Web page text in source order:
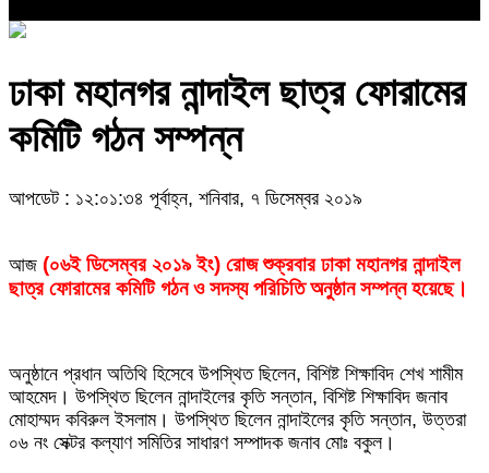
ঢাকা মহানগর নান্দাইল ছাত্র ফোরামের
কমিটি গঠন সম্পন্ন
আপডেট : ১২:০১:৩৪ পূর্বাহ্ন, শনিবার, ৭ ডিসেম্বর ২০১৯
আজ (০৬ই ডিসেম্বর ২০১৯ ইং) রোজ শুক্রবার ঢাকা মহানগর নান্দাইল
ছাত্র ফোরামের কমিটি গঠন ও সদস্য পরিচিতি অনুষ্ঠান সম্পন্ন হয়েছে।
অনুষ্ঠানে প্রধান অতিথি হিসেবে উপস্থিত ছিলেন, বিশিষ্ট শিক্ষাবিদ শেখ শামীম
আহমেদ। উপস্থিত ছিলেন নান্দাইলের কৃতি সন্তান, বিশিষ্ট শিক্ষাবিদ জনাব
মোহাম্মদ কবিরুল ইসলাম। উপস্থিত ছিলেন নান্দাইলের কৃতি সন্তান, উত্তরা
০৬ নং সেক্টর কল্যাণ সমিতির সাধারণ সম্পাদক জনাব মোঃ বকুল।